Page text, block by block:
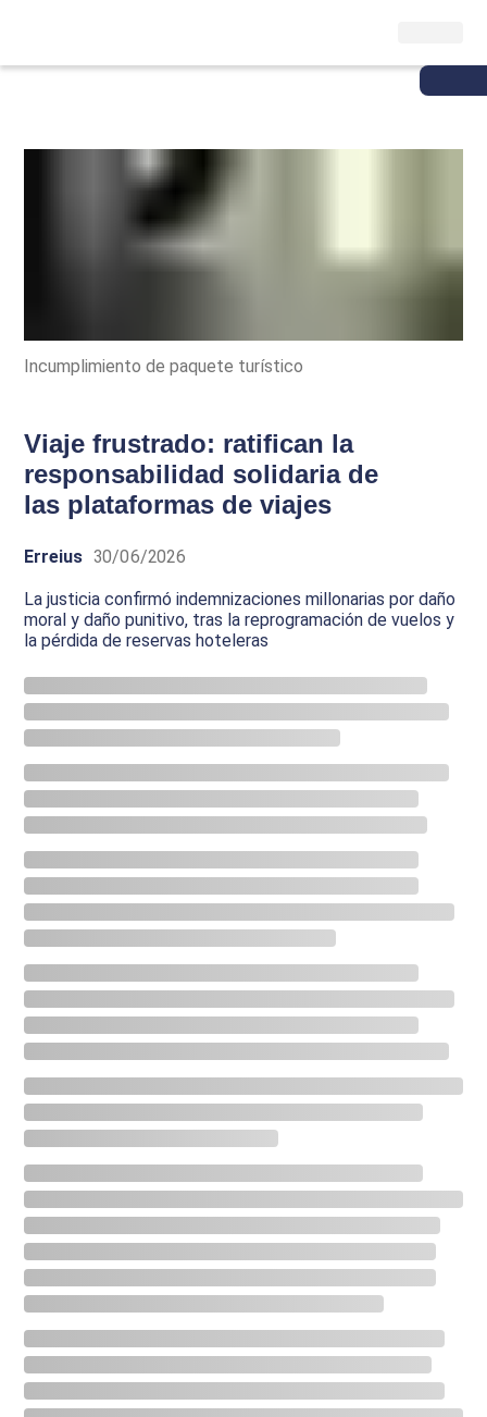
Incumplimiento de paquete turístico
Viaje frustrado: ratifican la
responsabilidad solidaria de
las plataformas de viajes
Erreius 30/06/2026
La justicia confirmó indemnizaciones millonarias por daño
moral y daño punitivo, tras la reprogramación de vuelos y
la pérdida de reservas hoteleras